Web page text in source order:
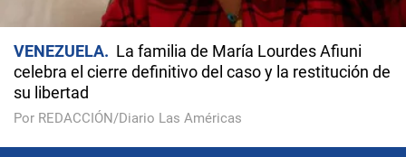
VENEZUELA
La familia de María Lourdes Afiuni
celebra el cierre definitivo del caso y la restitución de
su libertad
Por REDACCIÓN/Diario Las Américas